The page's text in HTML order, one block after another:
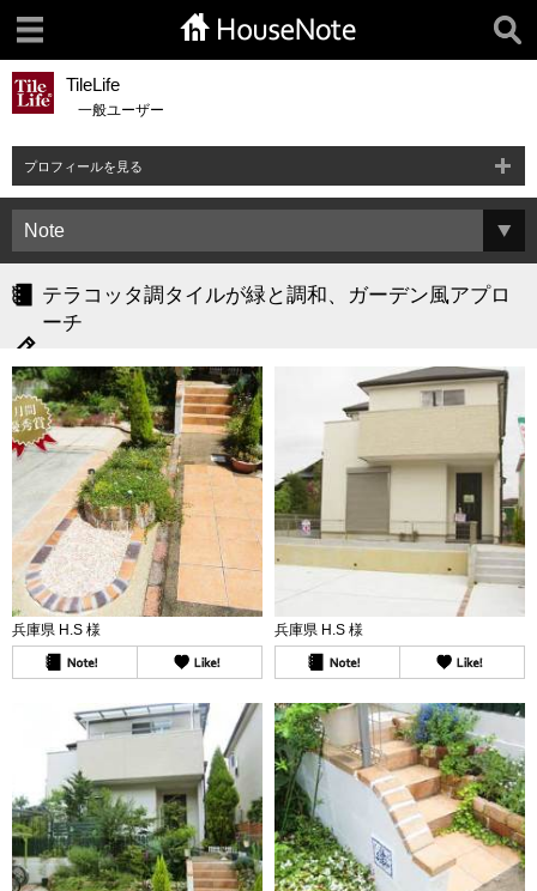
TileLife
一般ユーザー
プロフィールを見る
テラコッタ調タイルが緑と調和、ガーデン風アプロ
ーチ
兵庫県 H.S 様 兵庫県 H.S 様